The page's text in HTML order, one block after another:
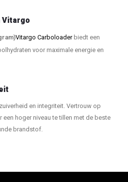
Vitargo
Vitargo Carboloaderbiedt een
voor maximale energie en
en integriteit. Vertrouw op
een hoger niveau te tillen met de beste
brandstof.